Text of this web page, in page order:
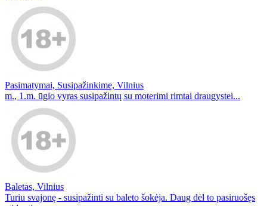
Pasimatymai, Susipažinkime, Vilnius
m., 1.m. ūgio vyras susipažintų su moterimi rimtai draugystei...
Baletas, Vilnius
Turiu svajonę - susipažinti su baleto šokėja. Daug dėl to pasiruošęs